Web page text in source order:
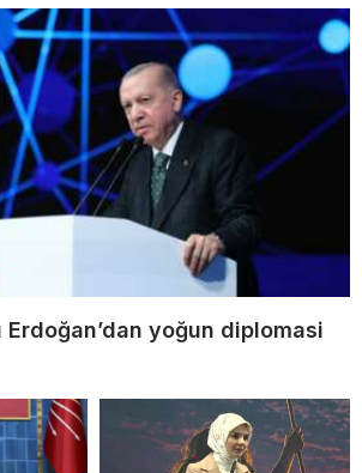
Erdoğan’dan yoğun diplomasi